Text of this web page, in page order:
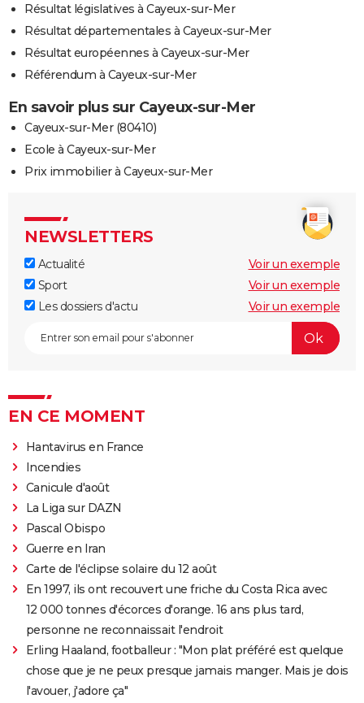
Résultat législatives à Cayeux-sur-Mer
Résultat départementales à Cayeux-sur-Mer
Résultat européennes à Cayeux-sur-Mer
Référendum à Cayeux-sur-Mer
En savoir plus sur Cayeux-sur-Mer
Cayeux-sur-Mer (80410)
Ecole à Cayeux-sur-Mer
Prix immobilier à Cayeux-sur-Mer
NEWSLETTERS
Actualité
Voir un exemple
Sport
Voir un exemple
Les dossiers d'actu
Voir un exemple
EN CE MOMENT
Hantavirus en France
Incendies
Canicule d'août
La Liga sur DAZN
Pascal Obispo
Guerre en Iran
Carte de l'éclipse solaire du 12 août
En 1997, ils ont recouvert une friche du Costa Rica avec
12 000 tonnes d'écorces d'orange. 16 ans plus tard,
personne ne reconnaissait l'endroit
Erling Haaland, footballeur : "Mon plat préféré est quelque
chose que je ne peux presque jamais manger. Mais je dois
l'avouer, j'adore ça"